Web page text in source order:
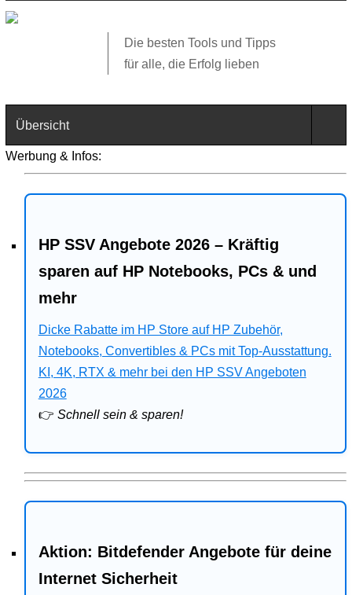
Die besten Tools und Tipps
für alle, die Erfolg lieben
Übersicht
Technik
Web
Business
Angebote
Bitdefender
Ratgeber
Werbung & Infos:
HP SSV Angebote 2026 – Kräftig
sparen auf HP Notebooks, PCs & und
mehr
Dicke Rabatte im HP Store auf HP Zubehör,
Notebooks, Convertibles & PCs mit Top-Ausstattung.
KI, 4K, RTX & mehr bei den HP SSV Angeboten
2026
👉 Schnell sein & sparen!
Aktion: Bitdefender Angebote für deine
Internet Sicherheit